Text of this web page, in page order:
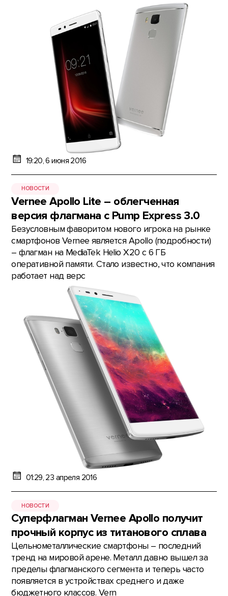
19:20, 6 июня 2016
НОВОСТИ
Vernee Apollo Lite – облегченная
версия флагмана с Pump Express 3.0
Безусловным фаворитом нового игрока на рынке
смартфонов Vernee является Apollo (подробности)
– флагман на MediaTek Helio X20 с 6 ГБ
оперативной памяти. Стало известно, что компания
работает над верс
01:29, 23 апреля 2016
НОВОСТИ
Суперфлагман Vernee Apollo получит
прочный корпус из титанового сплава
Цельнометаллические смартфоны – последний
тренд на мировой арене. Металл давно вышел за
пределы флагманского сегмента и теперь часто
появляется в устройствах среднего и даже
бюджетного классов. Vern